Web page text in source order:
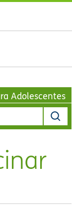
Adolescentes